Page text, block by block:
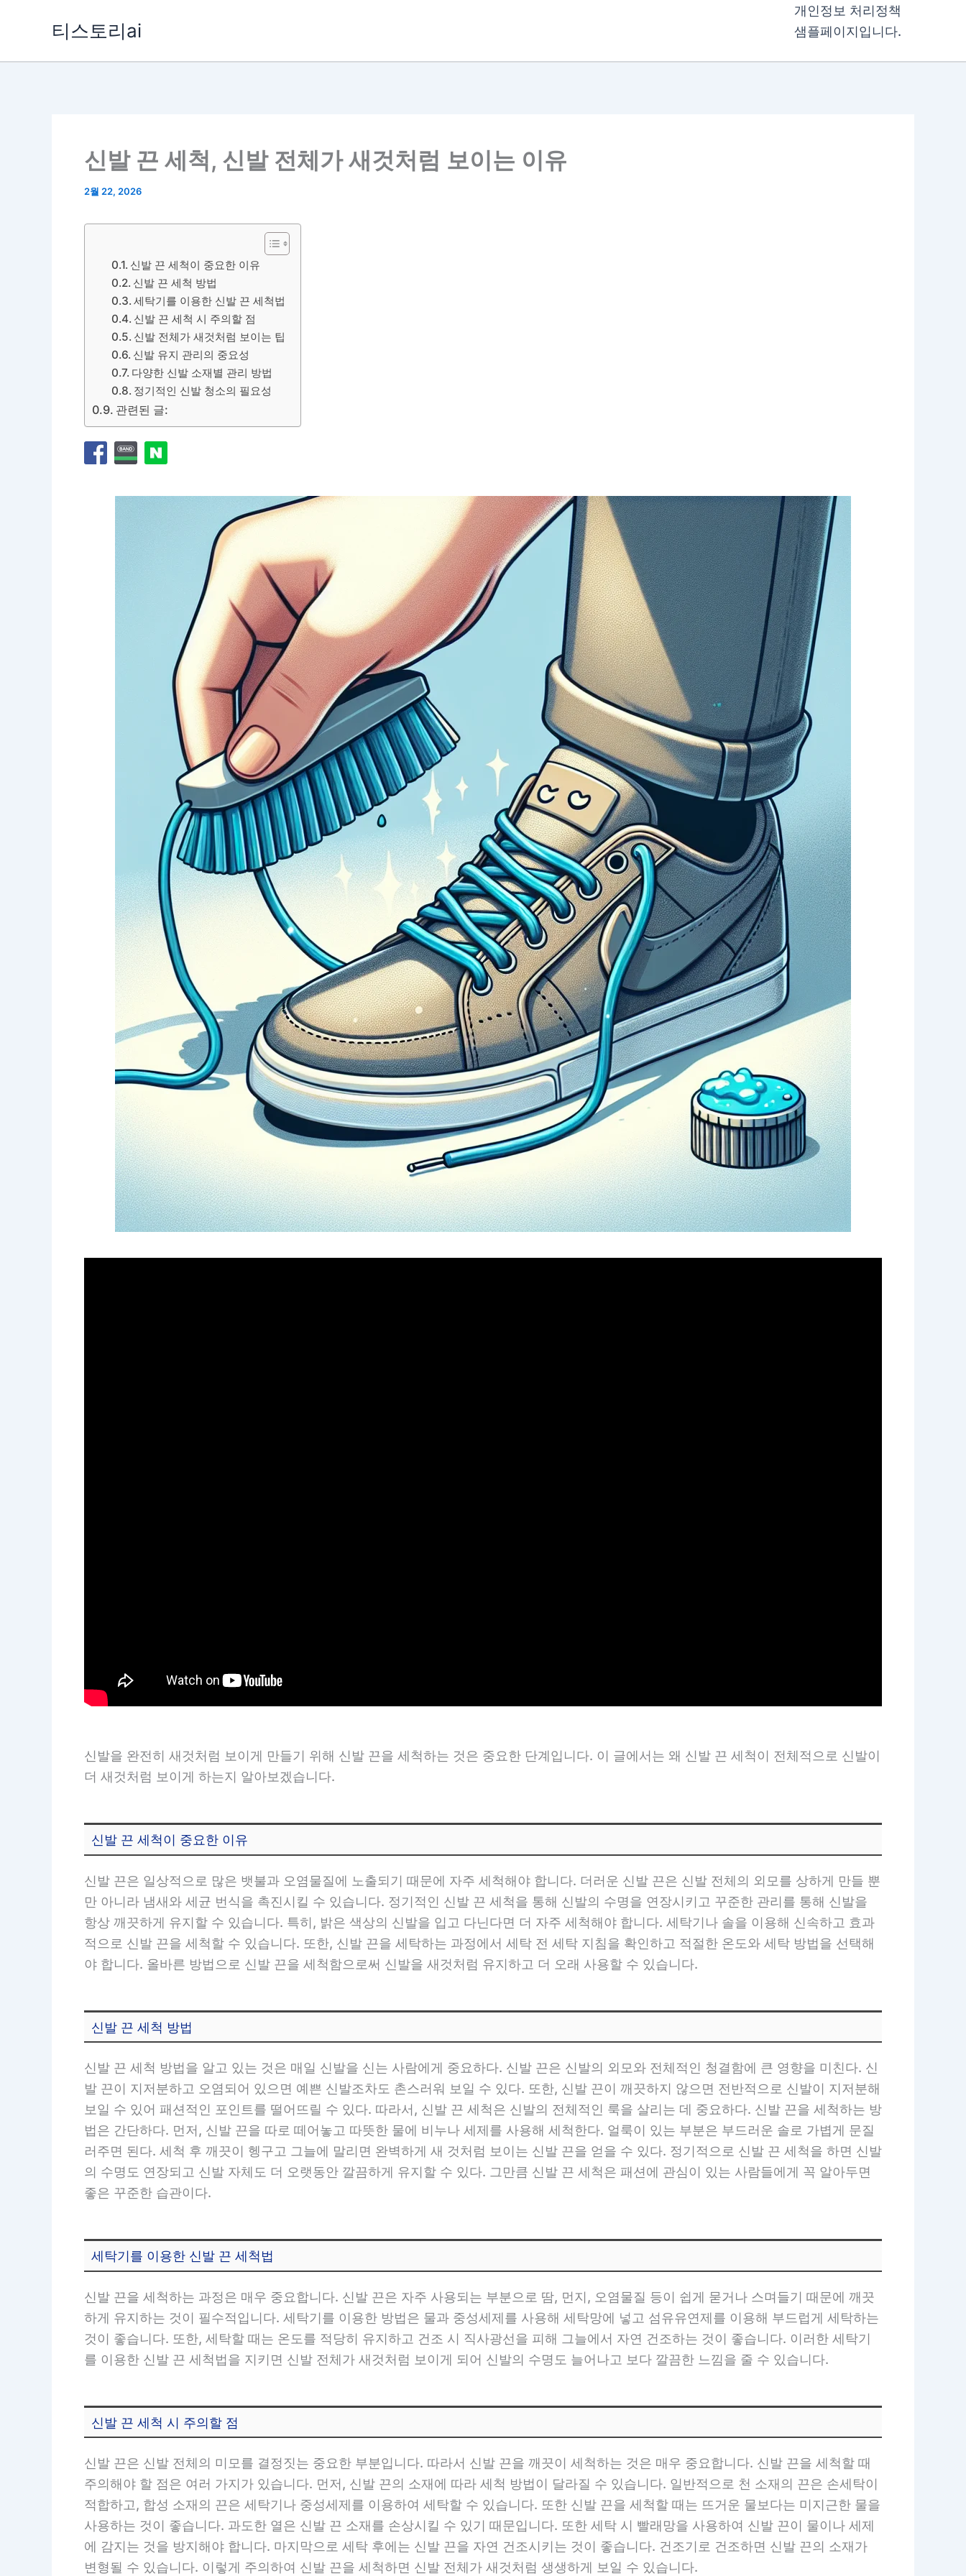
티스토리ai
개인정보 처리정책
샘플페이지입니다.
신발 끈 세척, 신발 전체가 새것처럼 보이는 이유
2월 22, 2026
신발 끈 세척이 중요한 이유
신발 끈 세척 방법
세탁기를 이용한 신발 끈 세척법
신발 끈 세척 시 주의할 점
신발 전체가 새것처럼 보이는 팁
신발 유지 관리의 중요성
다양한 신발 소재별 관리 방법
정기적인 신발 청소의 필요성
관련된 글:
신발을 완전히 새것처럼 보이게 만들기 위해 신발 끈을 세척하는 것은 중요한 단계입니다. 이 글에서는 왜 신발 끈 세척이 전체적으로 신발이
더 새것처럼 보이게 하는지 알아보겠습니다.
신발 끈 세척이 중요한 이유
신발 끈은 일상적으로 많은 뱃불과 오염물질에 노출되기 때문에 자주 세척해야 합니다. 더러운 신발 끈은 신발 전체의 외모를 상하게 만들 뿐
만 아니라 냄새와 세균 번식을 촉진시킬 수 있습니다. 정기적인 신발 끈 세척을 통해 신발의 수명을 연장시키고 꾸준한 관리를 통해 신발을
항상 깨끗하게 유지할 수 있습니다. 특히, 밝은 색상의 신발을 입고 다닌다면 더 자주 세척해야 합니다. 세탁기나 솔을 이용해 신속하고 효과
적으로 신발 끈을 세척할 수 있습니다. 또한, 신발 끈을 세탁하는 과정에서 세탁 전 세탁 지침을 확인하고 적절한 온도와 세탁 방법을 선택해
야 합니다. 올바른 방법으로 신발 끈을 세척함으로써 신발을 새것처럼 유지하고 더 오래 사용할 수 있습니다.
신발 끈 세척 방법
신발 끈 세척 방법을 알고 있는 것은 매일 신발을 신는 사람에게 중요하다. 신발 끈은 신발의 외모와 전체적인 청결함에 큰 영향을 미친다. 신
발 끈이 지저분하고 오염되어 있으면 예쁜 신발조차도 촌스러워 보일 수 있다. 또한, 신발 끈이 깨끗하지 않으면 전반적으로 신발이 지저분해
보일 수 있어 패션적인 포인트를 떨어뜨릴 수 있다. 따라서, 신발 끈 세척은 신발의 전체적인 룩을 살리는 데 중요하다. 신발 끈을 세척하는 방
법은 간단하다. 먼저, 신발 끈을 따로 떼어놓고 따뜻한 물에 비누나 세제를 사용해 세척한다. 얼룩이 있는 부분은 부드러운 솔로 가볍게 문질
러주면 된다. 세척 후 깨끗이 헹구고 그늘에 말리면 완벽하게 새 것처럼 보이는 신발 끈을 얻을 수 있다. 정기적으로 신발 끈 세척을 하면 신발
의 수명도 연장되고 신발 자체도 더 오랫동안 깔끔하게 유지할 수 있다. 그만큼 신발 끈 세척은 패션에 관심이 있는 사람들에게 꼭 알아두면
좋은 꾸준한 습관이다.
세탁기를 이용한 신발 끈 세척법
신발 끈을 세척하는 과정은 매우 중요합니다. 신발 끈은 자주 사용되는 부분으로 땀, 먼지, 오염물질 등이 쉽게 묻거나 스며들기 때문에 깨끗
하게 유지하는 것이 필수적입니다. 세탁기를 이용한 방법은 물과 중성세제를 사용해 세탁망에 넣고 섬유유연제를 이용해 부드럽게 세탁하는
것이 좋습니다. 또한, 세탁할 때는 온도를 적당히 유지하고 건조 시 직사광선을 피해 그늘에서 자연 건조하는 것이 좋습니다. 이러한 세탁기
를 이용한 신발 끈 세척법을 지키면 신발 전체가 새것처럼 보이게 되어 신발의 수명도 늘어나고 보다 깔끔한 느낌을 줄 수 있습니다.
신발 끈 세척 시 주의할 점
신발 끈은 신발 전체의 미모를 결정짓는 중요한 부분입니다. 따라서 신발 끈을 깨끗이 세척하는 것은 매우 중요합니다. 신발 끈을 세척할 때
주의해야 할 점은 여러 가지가 있습니다. 먼저, 신발 끈의 소재에 따라 세척 방법이 달라질 수 있습니다. 일반적으로 천 소재의 끈은 손세탁이
적합하고, 합성 소재의 끈은 세탁기나 중성세제를 이용하여 세탁할 수 있습니다. 또한 신발 끈을 세척할 때는 뜨거운 물보다는 미지근한 물을
사용하는 것이 좋습니다. 과도한 열은 신발 끈 소재를 손상시킬 수 있기 때문입니다. 또한 세탁 시 빨래망을 사용하여 신발 끈이 물이나 세제
에 감지는 것을 방지해야 합니다. 마지막으로 세탁 후에는 신발 끈을 자연 건조시키는 것이 좋습니다. 건조기로 건조하면 신발 끈의 소재가
변형될 수 있습니다. 이렇게 주의하여 신발 끈을 세척하면 신발 전체가 새것처럼 생생하게 보일 수 있습니다.